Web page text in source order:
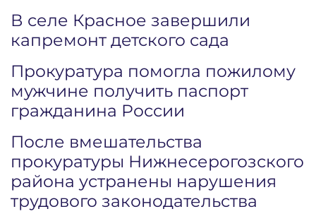
В селе Красное завершили
капремонт детского сада
Прокуратура помогла пожилому
мужчине получить паспорт
гражданина России
После вмешательства
прокуратуры Нижнесерогозского
района устранены нарушения
трудового законодательства